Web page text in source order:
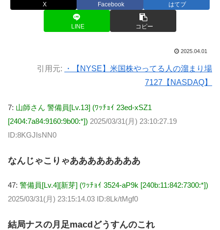
X Facebook はてブ
LINE コピー
2025.04.01
引用元:
・【NYSE】米国株やってる人の溜まり場
7127【NASDAQ】
7: 山師さん 警備員[Lv.13] (ﾜｯﾁｮｲ 23ed-xSZ1
[2404:7a84:9160:9b00:*]) 2025/03/31(月) 23:10:27.19
ID:8KGJIsNN0
なんじゃこりゃああああああああ
47: 警備員[Lv.4][新芽] (ﾜｯﾁｮｲ 3524-aP9k [240b:11:842:7300:*])
2025/03/31(月) 23:15:14.03 ID:8Lk/tMgf0
結局ナスの月足macdどうすんのこれ